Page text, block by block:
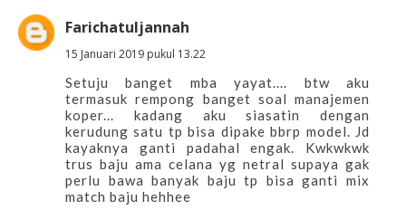
Farichatuljannah
15 Januari 2019 pukul 13.22
Setuju banget mba yayat.... btw aku
termasuk rempong banget soal manajemen
koper... kadang aku siasatin dengan
kerudung satu tp bisa dipake bbrp model. Jd
kayaknya ganti padahal engak. Kwkwkwk
trus baju ama celana yg netral supaya gak
perlu bawa banyak baju tp bisa ganti mix
match baju hehhee